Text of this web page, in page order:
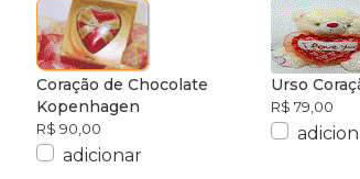
Coração de Chocolate
Kopenhagen
R$ 90,00
adicionar
Urso
R$ 79,00